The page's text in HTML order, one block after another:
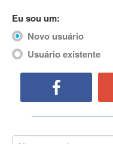
ActionScript 3
Active Directory
ActiveCollab
ActiveX
ActiveX Data Objects (ADO)
Ada
Adianti Framework
ADK
Eu sou um:
Novo usuário
Usuário existente